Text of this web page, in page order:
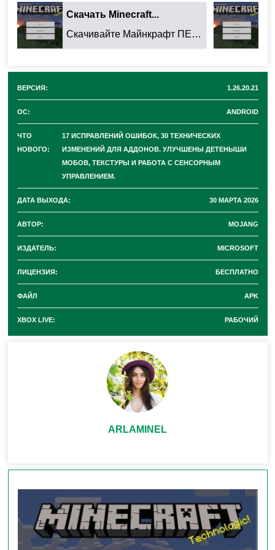
разработчики выпустили сборкуMinecraft 1.26.20.21.
Это небольшой, но важный апдейт. Он
направлен на
устранение недочетов и улучшение внутренней
изменений, которые пригодятся создателям аддонов.
Если вы хотите держать руку на пульсе и первыми
оценить качество будущего релиза, самое время
скачать новую бета-версию.
Основные исправления в
версии Minecraft PE
1.26.20.21
Разработчики уделили особое внимание деталям. Эти
Рассмотрим ключевые исправления.
1. Улучшения в мире природы и
Высокая морская трава.ТеперьКостная мука
корректно выращивает высокую Морскую траву в
Скачать Minecraft...
Скачивайте Майнкрафт ПЕ 26.32.02 для Android: ...
ВЕРСИЯ: 1.26.20.21
ОС: ANDROID
ЧТО
НОВОГО:
17 ИСПРАВЛЕНИЙ ОШИБОК, 30 ТЕХНИЧЕСКИХ
ИЗМЕНЕНИЙ ДЛЯ АДДОНОВ. УЛУЧШЕНЫ ДЕТЕНЫШИ
МОБОВ, ТЕКСТУРЫ И РАБОТА С СЕНСОРНЫМ
УПРАВЛЕНИЕМ.
ДАТА ВЫХОДА: 30 МАРТА 2026
АВТОР: MOJANG
ИЗДАТЕЛЬ: MICROSOFT
ЛИЦЕНЗИЯ: БЕСПЛАТНО
ФАЙЛ APK
XBOX LIVE: РАБОЧИЙ
ARLAMINEL